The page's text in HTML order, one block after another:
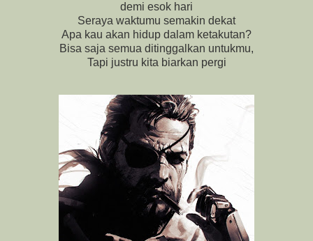
demi esok hari
Seraya waktumu semakin dekat
Apa kau akan hidup dalam ketakutan?
Bisa saja semua ditinggalkan untukmu,
Tapi justru kita biarkan pergi